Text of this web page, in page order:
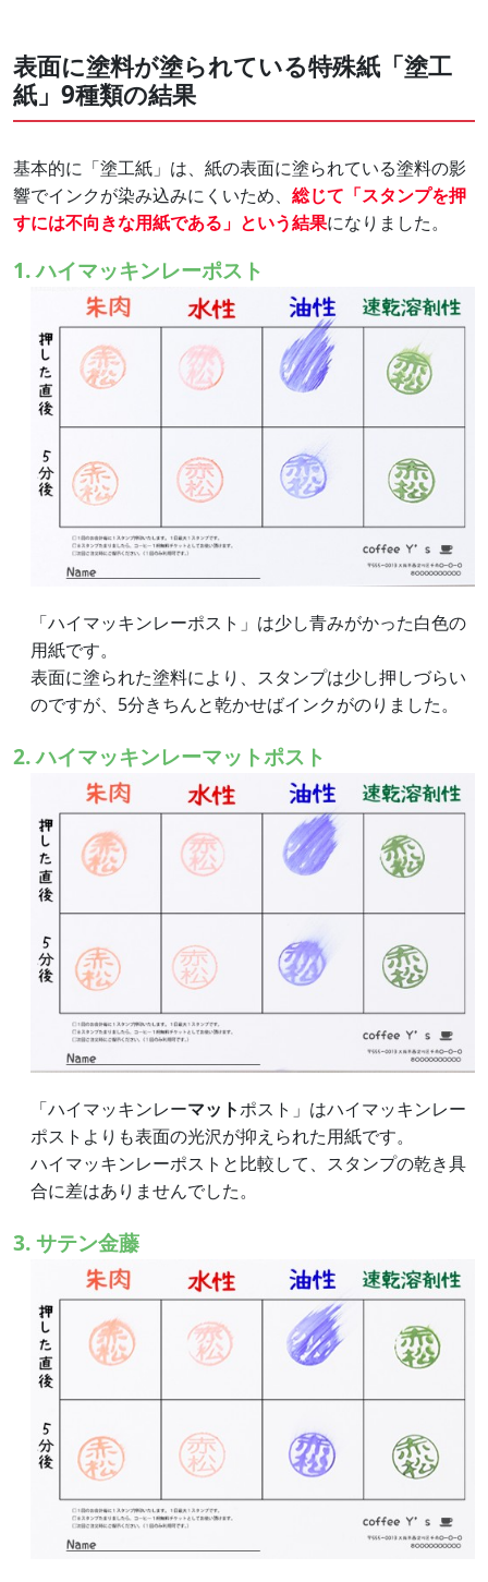
表面に塗料が塗られている特殊紙「塗工
紙」9種類の結果
基本的に「塗工紙」は、紙の表面に塗られている塗料の影
響でインクが染み込みにくいため、 総じて「スタンプを押
すには不向きな用紙である」という結果になりました。
1. ハイマッキンレーポスト
「ハイマッキンレーポスト」は少し青みがかった白色の
用紙です。
表面に塗られた塗料により、スタンプは少し押しづらい
のですが、5分きちんと乾かせばインクがのりました。
2. ハイマッキンレーマットポスト
「ハイマッキンレーマットポスト」はハイマッキンレー
ポストよりも表面の光沢が抑えられた用紙です。
ハイマッキンレーポストと比較して、スタンプの乾き具
合に差はありませんでした。
3. サテン金藤